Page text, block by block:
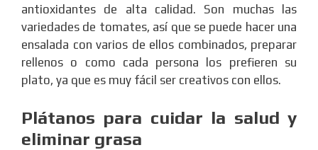
antioxidantes de alta calidad. Son muchas las
variedades de tomates, así que se puede hacer una
ensalada con varios de ellos combinados, preparar
rellenos o como cada persona los prefieren su
plato, ya que es muy fácil ser creativos con ellos.
Plátanos para cuidar la salud y
eliminar grasa